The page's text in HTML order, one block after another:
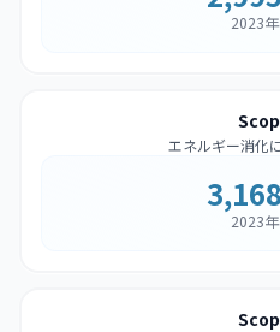
2023
エネルギー消化
3,168
2023